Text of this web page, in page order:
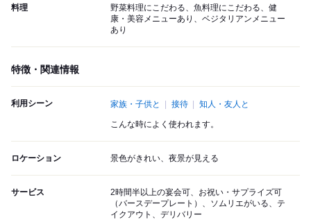
料理
野菜料理にこだわる、魚料理にこだわる、健
康・美容メニューあり、ベジタリアンメニュー
あり
特徴・関連情報
利用シーン 家族・子供と 接待 知人・友人と
こんな時によく使われます。
ロケーション 景色がきれい、夜景が見える
サービス
2時間半以上の宴会可、お祝い・サプライズ可
（バースデープレート）、ソムリエがいる、テ
イクアウト、デリバリー